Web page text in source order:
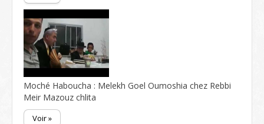
Moché Haboucha : Melekh Goel Oumoshia chez Rebbi
Meir Mazouz chlita
Voir »